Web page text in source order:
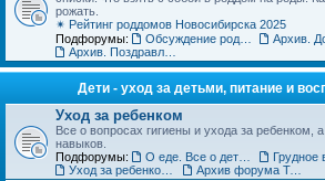
рожать.
✴ Рейтинг роддомов Новосибирска 2025
Подфорумы:
Дети - уход за детьми, питание и
Уход за ребенком
Все о вопросах гигиены и ухода за ребенком,
навыков.
Подфорумы:
Архив форума Товары для детей